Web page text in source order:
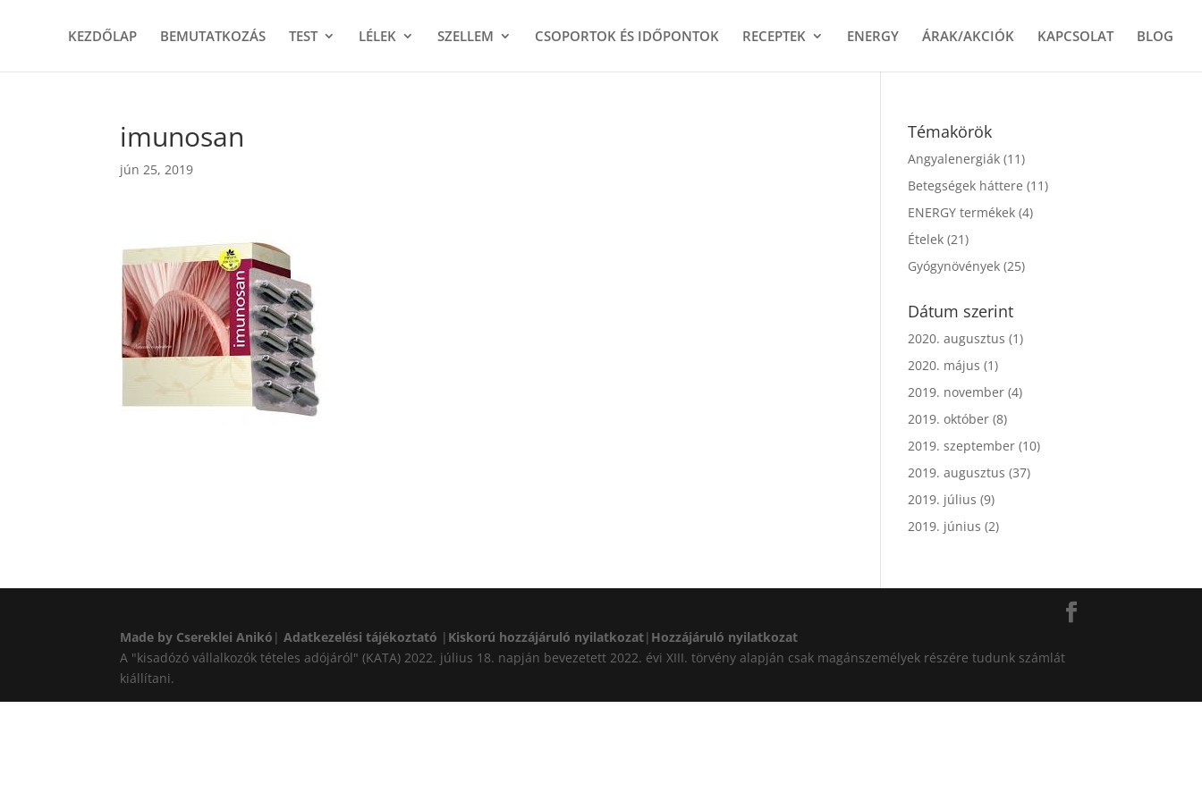
KEZDŐLAP BEMUTATKOZÁS TEST LÉLEK SZELLEM CSOPORTOK ÉS IDŐPONTOK RECEPTEK ENERGY ÁRAK/AKCIÓK KAPCSOLAT BLOG
imunosan
jún 25, 2019
Témakörök
Angyalenergiák (11)
Betegségek háttere (11)
ENERGY termékek (4)
Ételek (21)
Gyógynövények (25)
Dátum szerint
2020. augusztus (1)
2020. május (1)
2019. november (4)
2019. október (8)
2019. szeptember (10)
2019. augusztus (37)
2019. július (9)
2019. június (2)
Made by Csereklei Anikó |Adatkezelési tájékoztató | Kiskorú hozzájáruló nyilatkozat| Hozzájáruló nyilatkozat
A "kisadózó vállalkozók tételes adójáról" (KATA) 2022. július 18. napján bevezetett 2022. évi XIII. törvény alapján csak magánszemélyek részére tudunk számlát
kiállítani.